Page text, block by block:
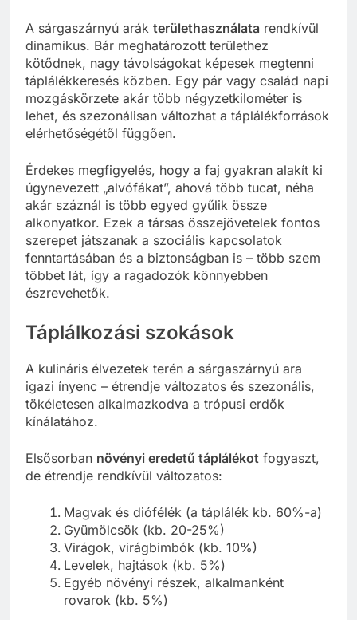
A sárgaszárnyú arák területhasználata rendkívül
dinamikus. Bár meghatározott területhez
kötődnek, nagy távolságokat képesek megtenni
táplálékkeresés közben. Egy pár vagy család napi
mozgáskörzete akár több négyzetkilométer is
lehet, és szezonálisan változhat a táplálékforrások
elérhetőségétől függően.
Érdekes megfigyelés, hogy a faj gyakran alakít ki
úgynevezett „alvófákat”, ahová több tucat, néha
akár száznál is több egyed gyűlik össze
alkonyatkor. Ezek a társas összejövetelek fontos
szerepet játszanak a szociális kapcsolatok
fenntartásában és a biztonságban is – több szem
többet lát, így a ragadozók könnyebben
észrevehetők.
Táplálkozási szokások
A kulináris élvezetek terén a sárgaszárnyú ara
igazi ínyenc – étrendje változatos és szezonális,
tökéletesen alkalmazkodva a trópusi erdők
kínálatához.
Elsősorban növényi eredetű táplálékot fogyaszt,
de étrendje rendkívül változatos:
Magvak és diófélék (a táplálék kb. 60%-a)
Gyümölcsök (kb. 20-25%)
Virágok, virágbimbók (kb. 10%)
Levelek, hajtások (kb. 5%)
Egyéb növényi részek, alkalmanként
rovarok (kb. 5%)